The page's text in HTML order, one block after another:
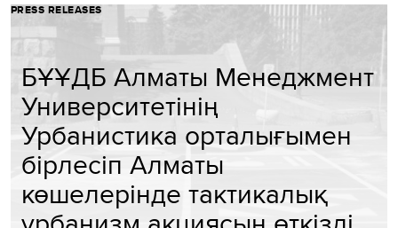
PRESS RELEASES
БҰҰДБ Алматы Менеджмент
Университетінің
Урбанистика орталығымен
бірлесіп Алматы
көшелерінде тактикалық